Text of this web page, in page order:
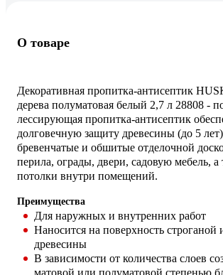
О товаре
Декоративная пропитка-антисептик
дерева полуматовая белый 2,7 л 28808 -
лессирующая пропитка-антисептик
долговечную защиту древесины (до 5
бревенчатые и обшитые отделочной
перила, ограды, двери, садовую мебель, а
потолки внутри помещений.
Преимущества
Для наружных и внутренних работ
Наносится на поверхность строганой
древесины
В зависимости от количества слоев
матовой или полуматовой степенью